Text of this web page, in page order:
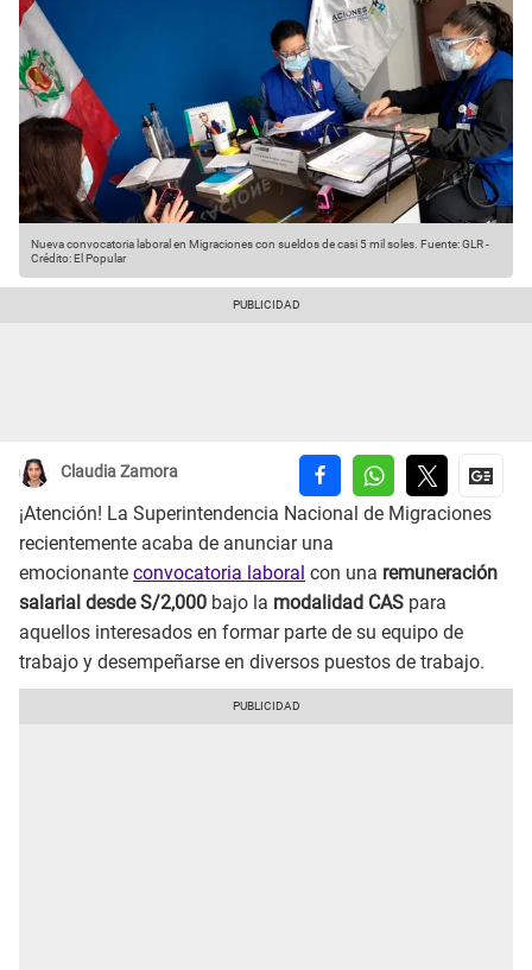
Nueva convocatoria laboral en Migraciones con sueldos de casi 5 mil soles. Fuente: GLR-
Crédito: El Popular
Claudia Zamora
¡Atención! La Superintendencia Nacional de Migraciones
recientemente acaba de anunciar una
emocionante convocatoria laboral con una remuneración
salarial desde S/2,000 bajo la modalidad CAS para
aquellos interesados en formar parte de su equipo de
trabajo y desempeñarse en diversos puestos de trabajo.